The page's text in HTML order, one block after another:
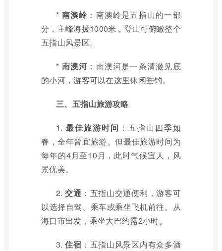
* 南澳岭 ：南澳岭是五指山的一部
分，主峰海拔1000米，登山可俯瞰整个
五指山风景区。
* 南澳河 ：南澳河是一条清澈见底
的小河，游客可以在这里休闲垂钓。
三、五指山旅游攻略
1. 最佳旅游时间 ：五指山四季如
春，全年皆宜旅游。但最佳旅游时间为
每年的4月至10月，此时气候宜人，风
景优美。
2.交通 ：五指山交通便利，游客可
以选择自驾、乘车或乘坐飞机前往。从
海口市出发，乘坐大巴约需2小时。
3.住宿 ：五指山风景区内有众多酒